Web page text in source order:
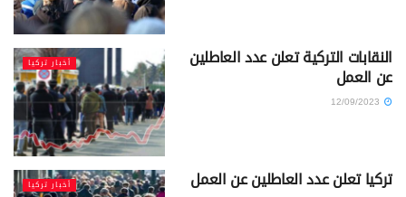
أخبار تركيا النقابات التركية تعلن عدد العاطلين
عن العمل
أخبار تركيا تركيا تعلن عدد العاطلين عن العمل